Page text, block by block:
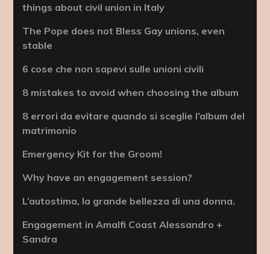
things about civil union in Italy
The Pope does not Bless Gay unions, even
stable
6 cose che non sapevi sulle unioni civili
8 mistakes to avoid when choosing the album
8 errori da evitare quando si sceglie l’album del
matrimonio
Emergency Kit for the Groom!
Why have an engagement session?
L’autostima, la grande bellezza di una donna.
Engagement in Amalfi Coast Alessandro +
Sandra